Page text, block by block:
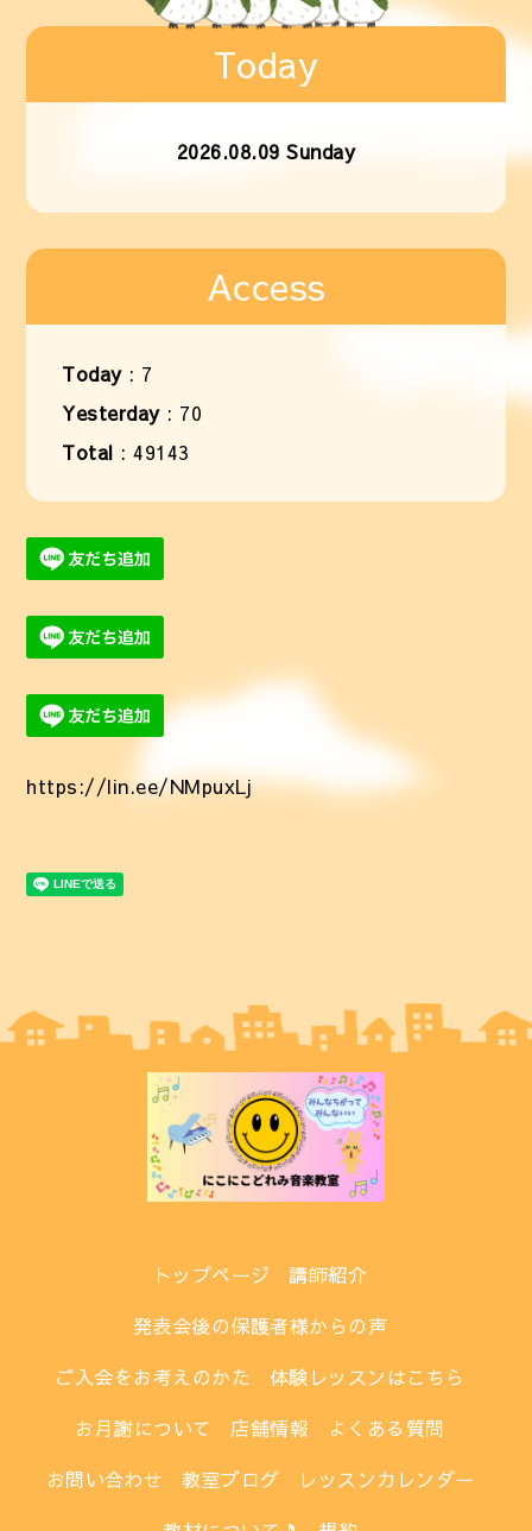
Today
2026.08.09 Sunday
Access
Today: 7
Yesterday: 70
Total :49143
https://lin.ee/NMpuxLj
トップページ
講師紹介
発表会後の保護者様からの声
ご入会をお考えのかた
体験レッスンはこちら
お月謝について
店舗情報
よくある質問
お問い合わせ
教室ブログ
レッスンカレンダー